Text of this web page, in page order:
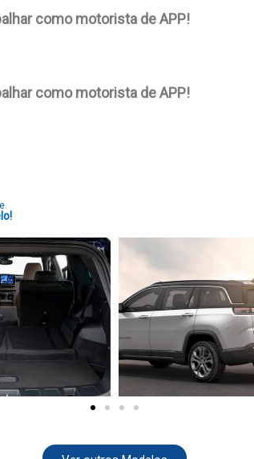
como motorista de APP!
como motorista de APP!